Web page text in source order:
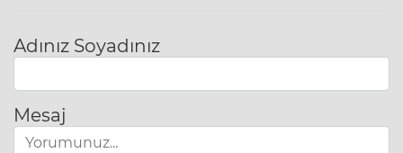
Adınız Soyadınız
Mesaj